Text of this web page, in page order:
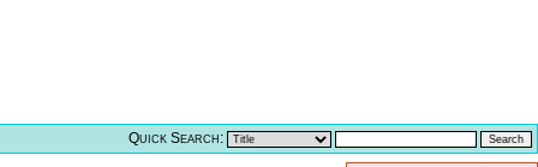
Quick Search: